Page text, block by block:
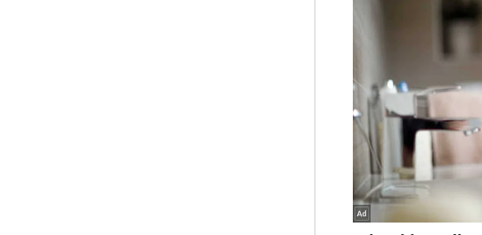
Hadir sama
Tinggi, Datuk